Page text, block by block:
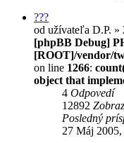
???
od užívateľa D.P. »
[phpBB Debug]
[ROOT]/vendor/
on line 1266:
object that
4 Odpovedí
12892
Posledný
27 Máj 2005,